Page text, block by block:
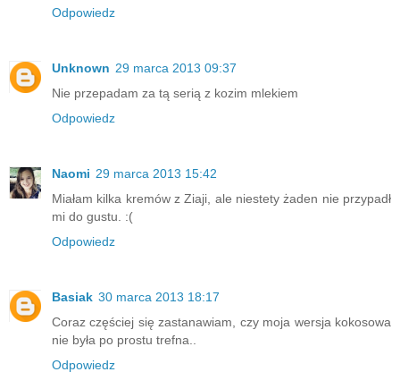
Odpowiedz
Unknown 29 marca 2013 09:37
Nie przepadam za tą serią z kozim mlekiem
Odpowiedz
Naomi 29 marca 2013 15:42
Miałam kilka kremów z Ziaji, ale niestety żaden nie przypadł
mi do gustu. :(
Odpowiedz
Basiak 30 marca 2013 18:17
Coraz częściej się zastanawiam, czy moja wersja kokosowa
nie była po prostu trefna..
Odpowiedz